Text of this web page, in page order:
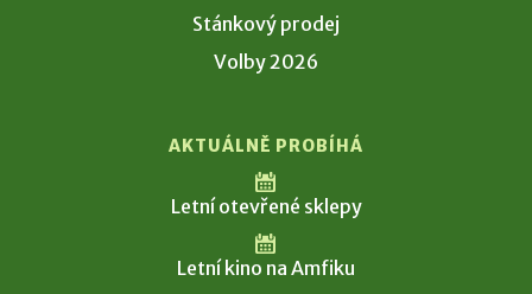
Stánkový prodej
Volby 2026
AKTUÁLNĚ PROBÍHÁ
Letní otevřené sklepy
Letní kino na Amfiku